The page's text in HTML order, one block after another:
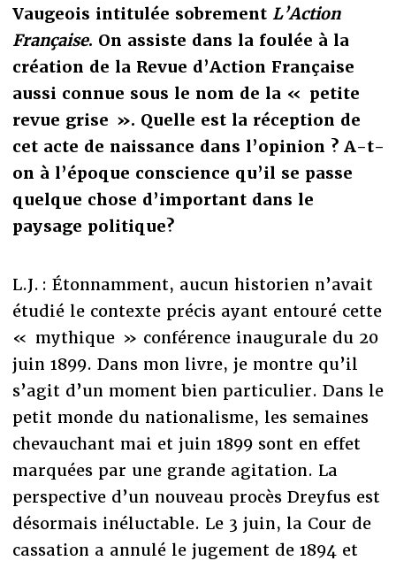
Vaugeois intitulée sobrement L’Action
Française. On assiste dans la foulée à la
création de la Revue d’Action Française
aussi connue sous le nom de la « petite
revue grise ». Quelle est la réception de
cet acte de naissance dans l’opinion ? A-t-
on à l’époque conscience qu’il se passe
quelque chose d’important dans le
paysage politique?
L.J. : Étonnamment, aucun historien n’avait
étudié le contexte précis ayant entouré cette
« mythique » conférence inaugurale du 20
juin 1899. Dans mon livre, je montre qu’il
s’agit d’un moment bien particulier. Dans le
petit monde du nationalisme, les semaines
chevauchant mai et juin 1899 sont en effet
marquées par une grande agitation. La
perspective d’un nouveau procès Dreyfus est
désormais inéluctable. Le 3 juin, la Cour de
cassation a annulé le jugement de 1894 et